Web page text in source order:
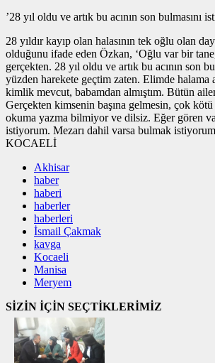
’28 yıl oldu ve artık bu acının son bulmasını
28 yıldır kayıp olan halasının tek oğlu olan
olduğunu ifade eden Özkan, ‘Oğlu var bir
gerçekten. 28 yıl oldu ve artık bu acının son
yüzden harekete geçtim zaten. Elimde halama
kimlik mevcut, babamdan almıştım. Bütün
Gerçekten kimsenin başına gelmesin, çok
okuma yazma bilmiyor ve dilsiz. Eğer gören
istiyorum. Mezarı dahil varsa bulmak
KOCAELİ
Akhisar
haber
haberi
haberler
haberleri
İsmail Çakmak
kavga
Kocaeli
Manisa
Meryem
SİZİN İÇİN SEÇTİKLERİMİZ